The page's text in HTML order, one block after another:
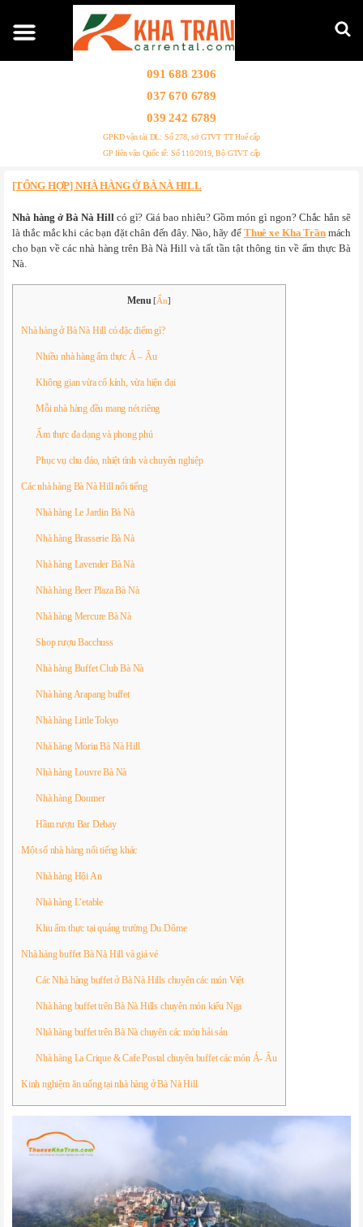
091 688 2306
037 670 6789
039 242 6789
GPKD vận tải DL: Số 278, sở GTVT TT Huế cấp
GP liên vận Quốc tế: Số 110/2019, Bộ GTVT cấp
[TỔNG HỢP] NHÀ HÀNG Ở BÀ NÀ HILL
Nhà hàng ở Bà Nà Hillcó gì? Giá bao nhiêu? Gồm món gì ngon? Chắc hẳn sẽ
là thắc mắc khi các bạn đặt chân đến đây. Nào, hãy để Thuê xe Kha Trầnmách
cho bạn về các nhà hàng trên Bà Nà Hill và tất tần tật thông tin về ẩm thực Bà
Nà.
Menu [Ẩn]
Nhà hàng ở Bà Nà Hill có đặc điểm gì?
Nhiều nhà hàng ẩm thực Á – Âu
Không gian vừa cổ kính, vừa hiện đại
Mỗi nhà hàng đều mang nét riêng
Ẩm thực đa dạng và phong phú
Phục vụ chu đáo, nhiệt tình và chuyên nghiệp
Các nhà hàng Bà Nà Hill nổi tiếng
Nhà hàng Le Jardin Bà Nà
Nhà hàng Brasserie Bà Nà
Nhà hàng Lavender Bà Nà
Nhà hàng Beer Plaza Bà Nà
Nhà hàng Mercure Bà Nà
Shop rượu Bacchuss
Nhà hàng Buffet Club Bà Nà
Nhà hàng Arapang buffet
Nhà hàng Little Tokyo
Nhà hàng Morin Bà Nà Hill
Nhà hàng Louvre Bà Nà
Nhà hàng Doumer
Hầm rượu Bar Debay
Một số nhà hàng nổi tiếng khác
Nhà hàng Hội An
Nhà hàng L’etable
Khu ẩm thực tại quảng trường Du Dôme
Nhà hàng buffet Bà Nà Hill và giá vé
Các Nhà hàng buffet ở Bà Nà Hills chuyên các món Việt
Nhà hàng buffet trên Bà Nà Hills chuyên món kiểu Nga
Nhà hàng buffet trên Bà Nà chuyên các món hải sản
Nhà hàng La Crique & Cafe Postal chuyên buffet các món Á- Âu
Kinh nghiệm ăn uống tại nhà hàng ở Bà Nà Hill